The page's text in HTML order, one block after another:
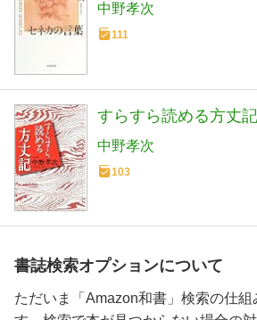
中野孝次
111
すらすら読める方丈記
中野孝次
103
書誌検索オプションについて
ただいま「Amazon和書」検索の仕組